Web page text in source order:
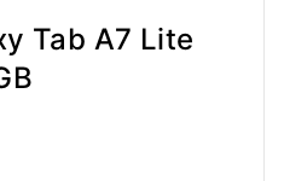
Tab A7 Lite